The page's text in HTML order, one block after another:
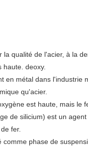
qualité de l'acier, à la
deoxy.
en métal dans l'industrie
qu'acier.
est haute, mais le
de silicium) est un
fer.
phase de